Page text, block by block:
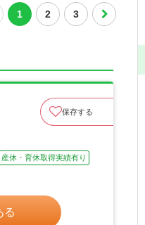
1 2 3
保存する
産休・育休取得実績有り
る